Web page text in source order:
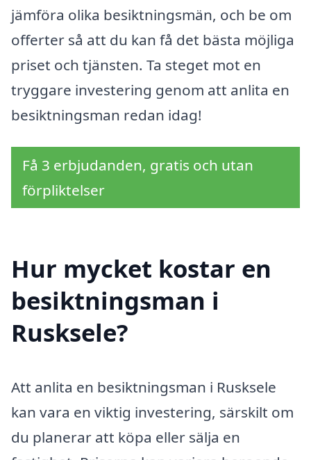
jämföra olika besiktningsmän, och be om
offerter så att du kan få det bästa möjliga
priset och tjänsten. Ta steget mot en
tryggare investering genom att anlita en
besiktningsman redan idag!
Få 3 erbjudanden, gratis och utan
förpliktelser
Hur mycket kostar en
besiktningsman i
Rusksele?
Att anlita en besiktningsman i Rusksele
kan vara en viktig investering, särskilt om
du planerar att köpa eller sälja en